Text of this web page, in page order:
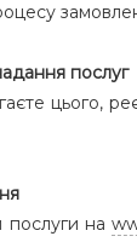
послуг
цього,
на